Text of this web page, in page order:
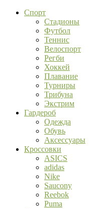
Спорт
Стадионы
Футбол
Теннис
Велоспорт
Регби
Хоккей
Плавание
Турниры
Трибуна
Экстрим
Гардероб
Одежда
Обувь
Аксессуары
Кроссовки
ASICS
adidas
Nike
Saucony
Reebok
Puma